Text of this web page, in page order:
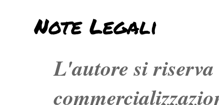
Note Legali
L'autore si